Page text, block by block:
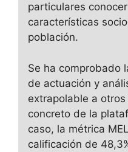
particulares
características
población.
Se ha comprobado
de actuación y
extrapolable a
concreto de la
caso, la métrica
calificación de